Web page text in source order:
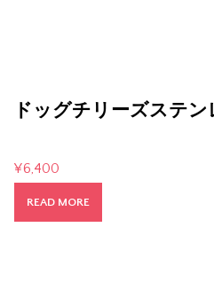
ドッグチリーズステ
¥6,400
READ MORE